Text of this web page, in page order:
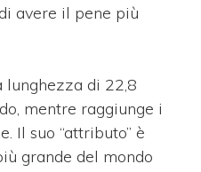
avere il pene più
lunghezza di 22,8
mentre raggiunge i
Il suo “attributo” è
grande del mondo